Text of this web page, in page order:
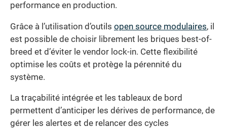
performance en production.
Grâce à l’utilisation d’outils open source modulaires, il
est possible de choisir librement les briques best-of-
breed et d’éviter le vendor lock-in. Cette flexibilité
optimise les coûts et protège la pérennité du
système.
La traçabilité intégrée et les tableaux de bord
permettent d’anticiper les dérives de performance, de
gérer les alertes et de relancer des cycles